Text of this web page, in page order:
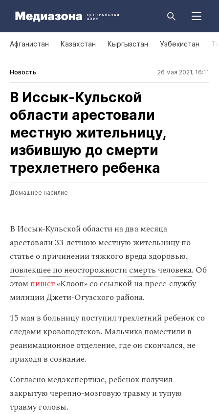
Афганистан Казахстан Кыргызстан Узбекистан
Новость 26 мая 2021, 16:11
В Иссык‑Кульской
области арестовали
местную жительницу,
избившую до смерти
трехлетнего ребенка
Домашнее насилие
В Иссык-Кульской области на два месяца
арестовали 33-летнюю местную жительницу по
статье опричинении тяжкого вреда здоровью,
повлекшее по неосторожности смерть человека. Об
этом пишет«Клооп» со ссылкой на пресс-службу
милиции Джети-Огузского района.
15 мая в больницу поступил трехлетний ребенок со
следами кровоподтеков. Мальчика поместили в
реанимационное отделение, где он скончался, не
приходя в сознание.
Согласно медэкспертизе, ребенок получил
закрытую черепно-мозговую травму и тупую
травму головы.